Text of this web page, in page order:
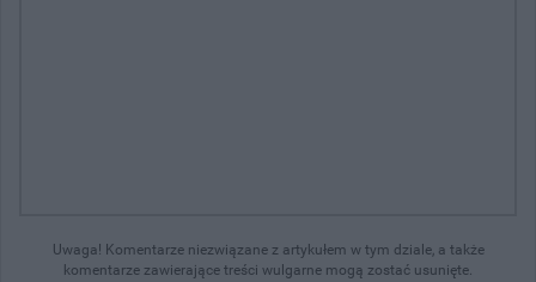
Uwaga! Komentarze niezwiązane z artykułem w tym dziale, a także
komentarze zawierające treści wulgarne mogą zostać usunięte.